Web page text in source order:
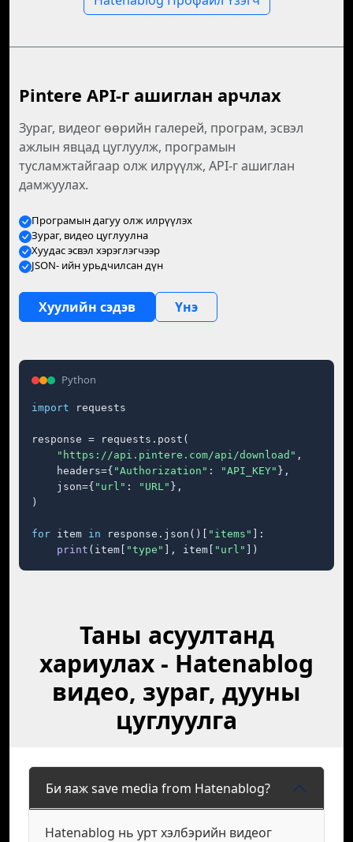
Pintere API-г ашиглан арчлах
Зураг, видеог өөрийн галерей, програм, эсвэл
ажлын явцад цуглуулж, програмын
тусламжтайгаар олж илрүүлж, API-г ашиглан
дамжуулах.
Програмын дагуу олж илрүүлэх
Зураг, видео цуглуулна
Хуудас эсвэл хэрэглэгчээр
JSON- ийн урьдчилсан дүн
Хуулийн сэдэв Үнэ
Python
import requests
response = requests.post(
"https://api.pintere.com/api/download" ,
    headers={
"Authorization" : "API_KEY" },
    json={
"url" : "URL" },
)
for item in response.json()[ "items"
]:
print (item[ "type" ], item[ "url" ])
Таны асуултанд
хариулах - Hatenablog
видео, зураг, дууны
цуглуулга
Би яаж save media from Hatenablog?
Hatenablog нь урт хэлбэрийн видеог